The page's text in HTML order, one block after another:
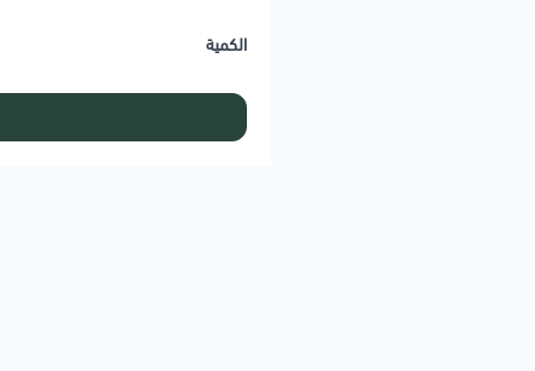
الكمية